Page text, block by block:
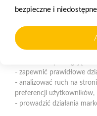
telefoniczne
ul. Św. Ducha 12, 88-
magazyn -
bezpieczne i
odczytywane przez nasz
partnerów, np.
Do czego
- zapewnić prawidłowe
- analizować ruch na
preferencji użytkowników,
- prowadzić działania